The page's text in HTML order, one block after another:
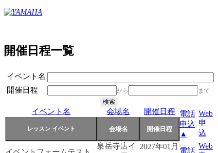
開催日程一覧
イベント名
開催日程
から まで
イベント名 会場名 開催日程
電話
申込
▲
Web
申
込
泉岳寺店イ
2027年01月
電話
Web